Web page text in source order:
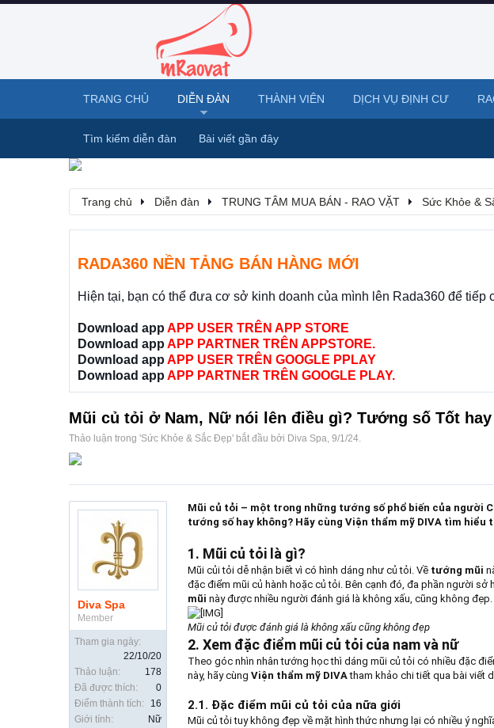
Trang chủ Diễn đàn TRUNG TÂM MUA BÁN - RAO VẶT Sức Khỏe &
RADA360 NỀN TẢNG BÁN HÀNG MỚI
Hiện tại, bạn có thể đưa cơ sở kinh doanh của mình lên Rada360 để tiếp
Download app APP USER TRÊN APP STORE
Download app APP PARTNER TRÊN APPSTORE.
Download app APP USER TRÊN GOOGLE PPLAY
Download app APP PARTNER TRÊN GOOGLE PLAY.
Mũi củ tỏi ở Nam, Nữ nói lên điều gì? Tướng số Tốt hay
Thảo luận trong 'Sức Khỏe & Sắc Đẹp' bắt đầu bởi Diva Spa, 9/1/24.
Diva Spa
Member
Tham gia ngày:
22/10/20
Thảo luận:
178
Đã được thích:
0
Điểm thành tích:
16
Giới tính:
Nữ
Mũi củ tỏi – một trong những tướng số phổ biến của người
tướng số hay không? Hãy cùng Viện thẩm mỹ DIVA tìm
1. Mũi củ tỏi là gì?
Mũi củi tỏi dễ nhận biết vì có hình dáng như củ tỏi. Về tướng mũi
đặc điểm mũi củ hành hoặc củ tỏi. Bên cạnh đó, đa phần người
mũi này được nhiều người đánh giá là không xấu, cũng không
Mũi củ tỏi được đánh giá là không xấu cũng không đẹp
2. Xem đặc điểm mũi củ tỏi của nam và nữ
Theo góc nhìn nhân tướng học thì dáng mũi củ tỏi có nhiều đặc
này, hãy cùng Viện thẩm mỹ DIVAtham khảo chi tiết qua bài viết
2.1. Đặc điểm mũi củ tỏi của nữa giới
Mũi củ tỏi tuy không đẹp về mặt hình thức nhưng lại có nhiều ý
TRANG CHỦ DIỄN ĐÀN
Tìm kiếm diễn đàn Bài viết gần đây
THÀNH VIÊN DỊCH VỤ ĐỊNH CƯ